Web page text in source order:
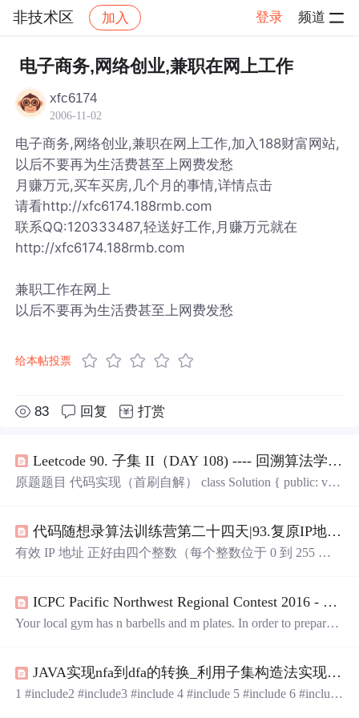
非技术区 加入 登录 频道
社区 非技术区 帖子详情
电子商务,网络创业,兼职在网上工作
xfc6174
2006-11-02
电子商务,网络创业,兼职在网上工作,加入188财富网站,
以后不要再为生活费甚至上网费发愁
月赚万元,买车买房,几个月的事情,详情点击
请看http://xfc6174.188rmb.com
联系QQ:120333487,轻送好工作,月赚万元就在
http://xfc6174.188rmb.com
兼职工作在网上
以后不要再为生活费甚至上网费发愁
给本帖投票
83 回复 打赏
Leetcode 90. 子集 II（DAY 108) ---- 回溯算法学习期
原题题目 代码实现（首刷自解） class Solution { public: voi
t unordered_map<int,int>::itera
代码随想录算法训练营第二十四天|93.复原IP地址，78.子集，90.子集II
有效 IP 地址 正好由四个整数（每个整数位于 0 到 255 之
所有可能的有效 IP 地址，这些地址可以通过在 s 中插入 ‘.’
来形成。给你一个整数数组 nums ，其中可能包含重复元
组合问题的结果都是在叶子结点，而子集问题的结果在树
上的所有节点。
ICPC Pacific Northwest Regional Contest 2016 - Barbells(状态压缩+枚举子集的子集)
Your local gym has n barbells and m plates. In order to prepare a
ates. For safety reasons, the plates on each side must sum t
JAVA实现nfa到dfa的转换_利用子集构造法实现NFA到DFA的转换
1 #include2 #include3 #include 4 #include 5 #include 6 #include